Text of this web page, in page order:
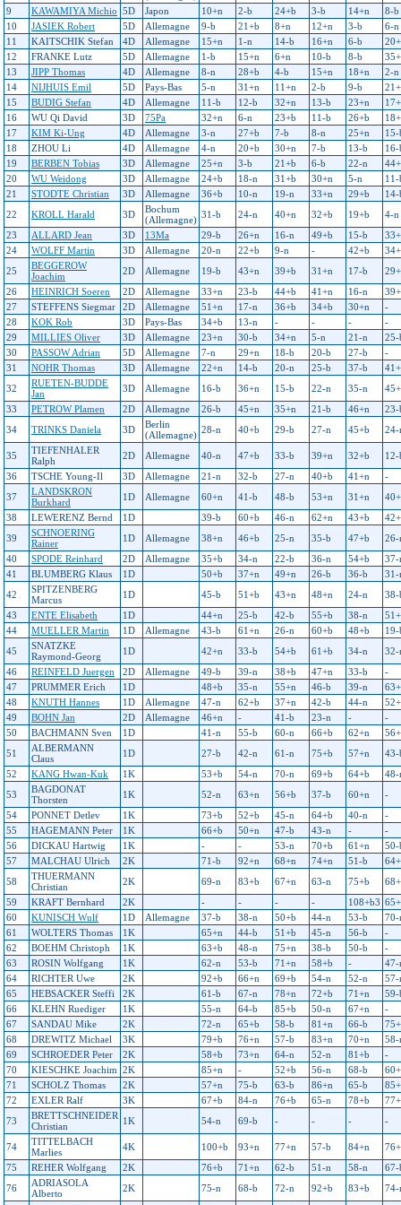
9
KAWAMIYA Michio 5D Japon 10+n 2-b 24+b 3-b 14+n
8-b
10
JASIEK Robert 5D Allemagne 9-b 21+b 8+n 12+n 3-b
6-n
11
KAITSCHIK Stefan 4D Allemagne 15+n 1-n 14-b 16+n 6-b
12
FRANKE Lutz 5D Allemagne 1-b 15+n 6+n 10-b 8-b
13
JIPP Thomas 4D Allemagne 8-n 28+b 4-b 15+n 18+n
2-n
14
NIJHUIS Emil 5D Pays-Bas 5-n 31+n 11+n 2-b 9-b
15
BUDIG Stefan 4D Allemagne 11-b 12-b 32+n 13-b 23+n
16
WU Qi David 3D 75Pa 32+n 6-n 23+b 11-b 26+b
17
KIM Ki-Ung 4D Allemagne 3-n 27+b 7-b 8-n 25+n
15-
18
ZHOU Li 4D Allemagne 4-n 20+b 30+n 7-b 13-b
16-
19
BERBEN Tobias 3D Allemagne 25+n 3-b 21+b 6-b 22-n
20
WU Weidong 3D Allemagne 24+b 18-n 31+b 30+n 5-n
11-
21
STODTE Christian 3D Allemagne 36+b 10-n 19-n 33+n 29+b
14-
22
KROLL Harald 3D
Bochum
(Allemagne) 31-b 24-n 40+n 32+b 19+b
4-n
23
ALLARD Jean 3D 13Ma 29-b 26+n 16-n 49+b 15-b
24
WOLFF Martin 3D Allemagne 20-n 22+b 9-n - 42+b
25
BEGGEROW
Joachim
2D Allemagne 19-b 43+n 39+b 31+n 17-b
26
HEINRICH Soeren 2D Allemagne 33+n 23-b 44+b 41+n 16-n
27
STEFFENS Siegmar 2D Allemagne 51+n 17-n 36+b 34+b 30+n
-
28
KOK Rob 3D Pays-Bas 34+b 13-n - - -
-
29
MILLIES Oliver 3D Allemagne 23+n 30-b 34+n 5-n 21-n
25-
30
PASSOW Adrian 5D Allemagne 7-n 29+n 18-b 20-b 27-b
-
31
NOHR Thomas 3D Allemagne 22+n 14-b 20-n 25-b 37-b
32
RUETEN-BUDDE
Jan
3D Allemagne 16-b 36+n 15-b 22-n 35-n
33
PETROW Plamen 2D Allemagne 26-b 45+n 35+n 21-b 46+n
23-
34
TRINKS Daniela 3D
Berlin
(Allemagne) 28-n 40+b 29-b 27-n 45+b 24-
35
TIEFENHALER
Ralph
2D Allemagne 40-n 47+b 33-b 39+n 32+b
12-
36
TSCHE Young-Il 3D Allemagne 21-n 32-b 27-n 40+b 41+n
-
37
LANDSKRON
Burkhard
1D Allemagne 60+n 41-b 48-b 53+n 31+n
38
LEWERENZ Bernd 1D 39-b 60+b 46-n 62+n 43+b
39
SCHNOERING
Rainer
1D Allemagne 38+n 46+b 25-n 35-b 47+b
26-
40
SPODE Reinhard 2D Allemagne 35+b 34-n 22-b 36-n 54+b
37-
41
BLUMBERG Klaus 1D 50+b 37+n 49+n 26-b 36-b
31-
42
SPITZENBERG
Marcus
1D 45-b 51+b 43+n 48+n 24-n
38-
43
ENTE Elisabeth 1D 44+n 25-b 42-b 55+b 38-n
44
MUELLER Martin 1D Allemagne 43-b 61+n 26-n 60+b 48+b
19-
45
SNATZKE
Raymond-Georg
1D 42+n 33-b 54+b 61+b 34-n
32-
46
REINFELD Juergen 2D Allemagne 49-b 39-n 38+b 47+n 33-b
-
47
PRUMMER Erich 1D 48+b 35-n 55+n 46-b 39-n
48
KNUTH Hannes 1D Allemagne 47-n 62+b 37+n 42-b 44-n
49
BOHN Jan 2D Allemagne 46+n - 41-b 23-n -
-
50
BACHMANN Sven 1D 41-n 55-b 60-n 66+b 62+n
51
ALBERMANN
Claus
1D 27-b 42-n 61-n 75+b 57+n
43-
52
KANG Hwan-Kuk 1K 53+b 54-n 70-n 69+b 64+b
48-
53
BAGDONAT
Thorsten
1K 52-n 63+n 56+b 37-b 60+n
-
54
PONNET Detlev 1K 73+b 52+b 45-n 64+b 40-n
-
55
HAGEMANN Peter 1K 66+b 50+n 47-b 43-n -
-
56
DICKAU Hartwig 1K - - 53-n 70+b 61+n
50-
57
MALCHAU Ulrich 2K 71-b 92+n 68+n 74+n 51-b
58
THUERMANN
Christian
2K 69-n 83+b 67+n 63-n 75+b
59
KRAFT Bernhard 2K - - - - 108+b3
60
KUNISCH Wulf 1D Allemagne 37-b 38-n 50+b 44-n 53-b
70-
61
WOLTERS Thomas 1K 65+n 44-b 51+b 45-n 56-b
-
62
BOEHM Christoph 1K 63+b 48-n 75+n 38-b 50-b
-
63
ROSIN Wolfgang 1K 62-n 53-b 71+n 58+b -
47-
64
RICHTER Uwe 2K 92+b 66+n 69+b 54-n 52-n
57-
65
HEBSACKER Steffi 2K 61-b 67-n 78+n 72+b 71+n
59-
66
KLEHN Ruediger 1K 55-n 64-b 85+b 50-n 67+n
-
67
SANDAU Mike 2K 72-n 65+b 58-b 81+n 66-b
68
DREWITZ Michael 3K 79+b 76+n 57-b 83+n 70+n
58-
69
SCHROEDER Peter 2K 58+b 73+n 64-n 52-n 81+b
-
70
KIESCHKE Joachim 2K 85+n - 52+b 56-n 68-b
71
SCHOLZ Thomas 2K 57+n 75-b 63-b 86+n 65-b
72
EXLER Ralf 3K 67+b 84-n 76+b 65-n 78+b
73
BRETTSCHNEIDER
Christian
1K 54-n 69-b - - - -
74
TITTELBACH
Marlies
4K 100+b 93+n 77+n 57-b 84+n
75
REHER Wolfgang 2K 76+b 71+n 62-b 51-n 58-n
67-
76
ADRIASOLA
Alberto
2K 75-n 68-b 72-n 92+b 83+b
74-